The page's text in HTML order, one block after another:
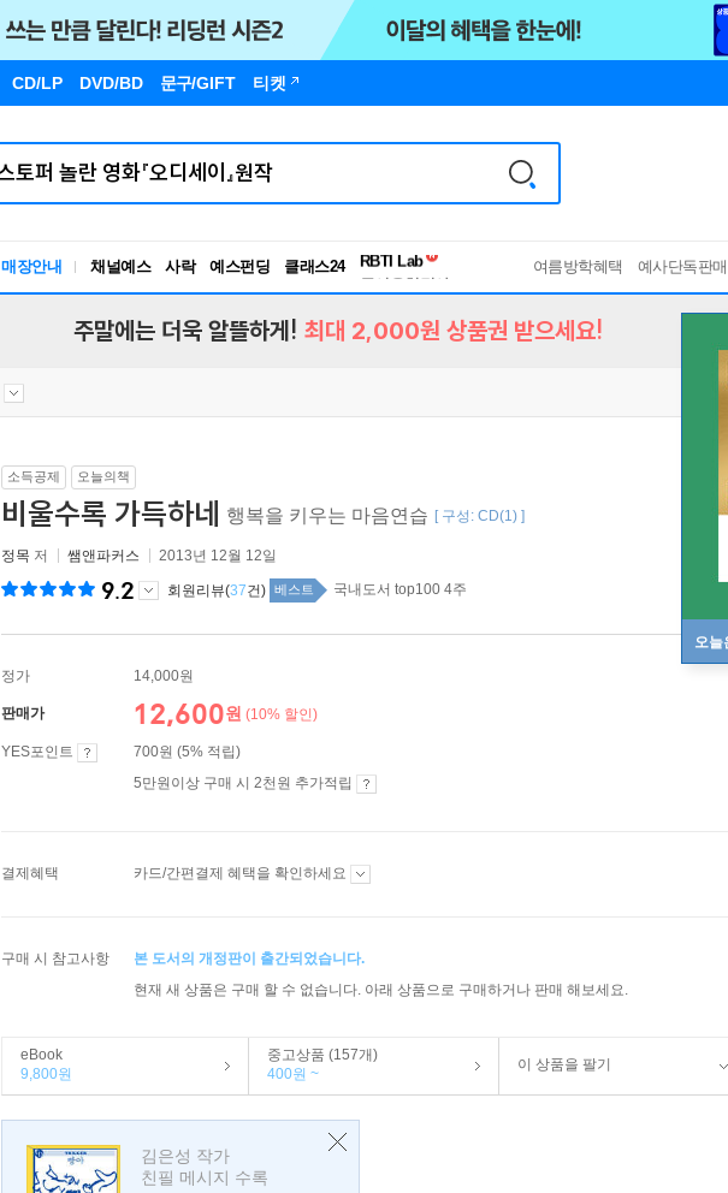
CD/LP DVD/BD 문구/GIFT 티켓
매장안내 채널예스 사락 예스펀딩 클래스24
독서유형검사
여름방학혜택 예사단독판매
오늘
주말에는 더욱 알뜰하게! 최대 2,000원 상품권 받으세요!
소득공제 오늘의책
비울수록 가득하네 행복을 키우는 마음연습 [ 구성: CD(1) ]
정목 저 쌤앤파커스 2013년 12월 12일
9.2 회원리뷰(37건) 베스트 국내도서 top100 4주
정가 14,000원
판매가 12,600원 (10% 할인)
YES포인트
700원 (5% 적립)
5만원이상 구매 시 2천원 추가적립
결제혜택 카드/간편결제 혜택을 확인하세요
구매 시 참고사항
본 도서의 개정판이 출간되었습니다.
현재 새 상품은 구매 할 수 없습니다. 아래 상품으로 구매하거나 판매 해보세요.
eBook
9,800원
중고상품 (157개)
400원 ~
이 상품을 팔기
김은성 작가
친필 메시지 수록